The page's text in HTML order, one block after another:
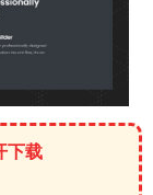
下载